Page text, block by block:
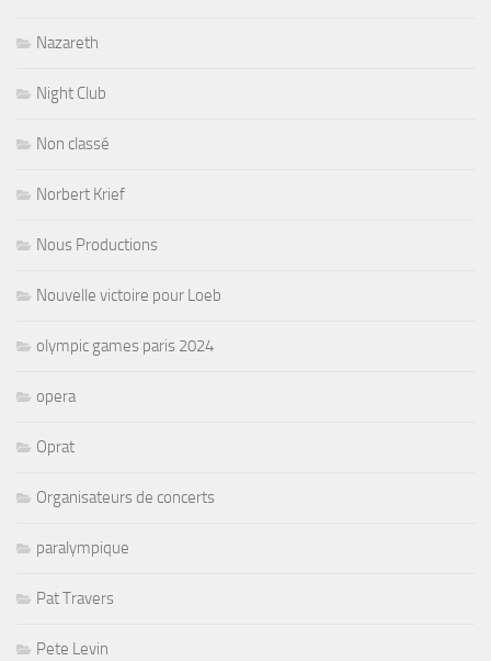
Nazareth
Night Club
Non classé
Norbert Krief
Nous Productions
Nouvelle victoire pour Loeb
olympic games paris 2024
opera
Oprat
Organisateurs de concerts
paralympique
Pat Travers
Pete Levin